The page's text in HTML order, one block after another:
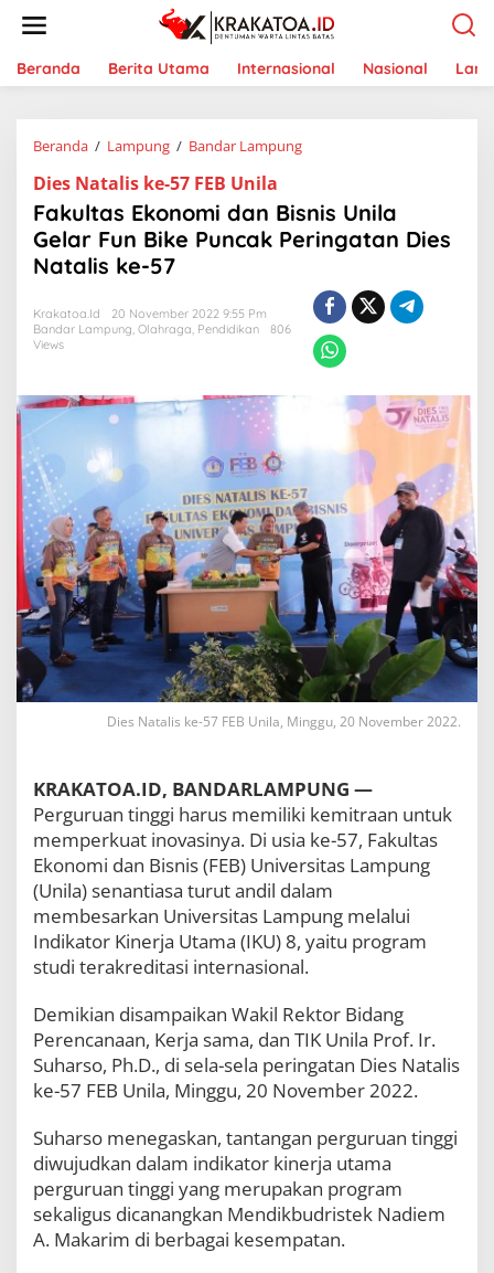
t
Beranda Berita Utama Internasional Nasional
Beranda / Lampung / Bandar Lampung
u
l
t
n
B
i
s
n
i
s
U
n
i
l
a
G
a
F
u
n
B
i
k
e
P
u
c
a
k
P
e
i
n
a
t
a
Dies Natalis ke-57 FEB Unila
Fakultas Ekonomi dan Bisnis Unila
Gelar Fun Bike Puncak Peringatan Dies
Natalis ke-57
Krakatoa.id
20 November 2022 9:55 Pm
Bandar Lampung, Olahraga, Pendidikan
806
Views
Dies Natalis ke-57 FEB Unila, Minggu, 20 November 2022.
KRAKATOA.ID, BANDARLAMPUNG —
Perguruan tinggi harus memiliki kemitraan untuk
memperkuat inovasinya. Di usia ke-57, Fakultas
Ekonomi dan Bisnis (FEB) Universitas Lampung
(Unila) senantiasa turut andil dalam
membesarkan Universitas Lampung melalui
Indikator Kinerja Utama (IKU) 8, yaitu program
studi terakreditasi internasional.
Demikian disampaikan Wakil Rektor Bidang
Perencanaan, Kerja sama, dan TIK Unila Prof. Ir.
Suharso, Ph.D., di sela-sela peringatan Dies Natalis
ke-57 FEB Unila, Minggu, 20 November 2022.
Suharso menegaskan, tantangan perguruan tinggi
diwujudkan dalam indikator kinerja utama
perguruan tinggi yang merupakan program
sekaligus dicanangkan Mendikbudristek Nadiem
A. Makarim di berbagai kesempatan.